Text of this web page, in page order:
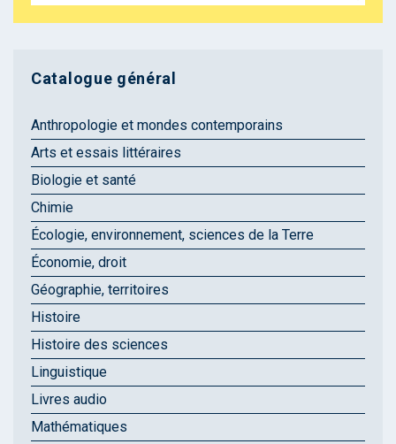
Catalogue général
Anthropologie et mondes contemporains
Arts et essais littéraires
Biologie et santé
Chimie
Écologie, environnement, sciences de la Terre
Économie, droit
Géographie, territoires
Histoire
Histoire des sciences
Linguistique
Livres audio
Mathématiques